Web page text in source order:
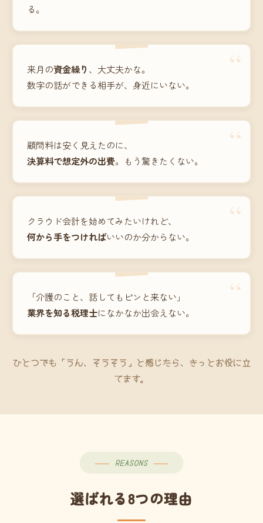
る。
“
来月の資金繰り 、大丈夫かな。
数字の話ができる相手が、身近にいない。
“
顧問料は安く見えたのに、
決算料で想定外の出費。もう驚きたくない。
“
クラウド会計を始めてみたいけれど、
何から手をつければいいのか分からない。
“
「介護のこと、話してもピンと来ない」
業界を知る税理士になかなか出会えない。
ひとつでも「うん、そうそう」と感じたら、きっとお役に立
てます。
REASONS
選ばれる8つの理由